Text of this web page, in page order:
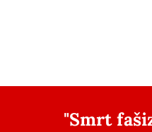
"Smrt